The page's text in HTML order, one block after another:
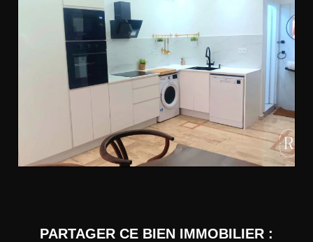
PARTAGER CE BIEN IMMOBILIER :